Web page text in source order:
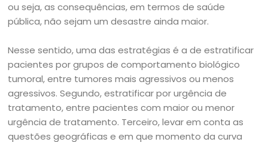
ou seja, as consequências, em termos de saúde
pública, não sejam um desastre ainda maior.
Nesse sentido, uma das estratégias é a de estratificar
pacientes por grupos de comportamento biológico
tumoral, entre tumores mais agressivos ou menos
agressivos. Segundo, estratificar por urgência de
tratamento, entre pacientes com maior ou menor
urgência de tratamento. Terceiro, levar em conta as
questões geográficas e em que momento da curva